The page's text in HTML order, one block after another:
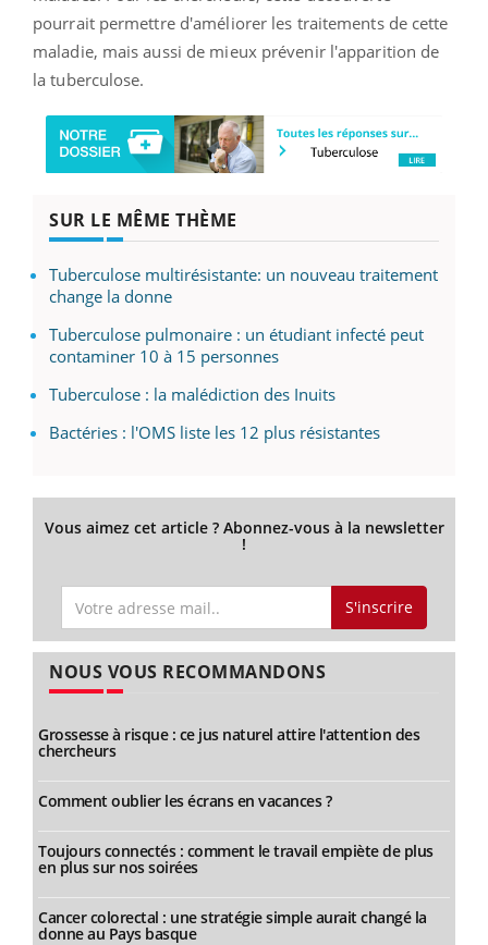
pourrait permettre d'améliorer les traitements de cette
maladie, mais aussi de mieux prévenir l'apparition de
la tuberculose.
SUR LE MÊME THÈME
Tuberculose multirésistante: un nouveau traitement
change la donne
Tuberculose pulmonaire : un étudiant infecté peut
contaminer 10 à 15 personnes
Tuberculose : la malédiction des Inuits
Bactéries : l'OMS liste les 12 plus résistantes
Vous aimez cet article ? Abonnez-vous à la newsletter
!
S'inscrire
NOUS VOUS RECOMMANDONS
Grossesse à risque : ce jus naturel attire l'attention des
chercheurs
Comment oublier les écrans en vacances ?
Toujours connectés : comment le travail empiète de plus
en plus sur nos soirées
Cancer colorectal : une stratégie simple aurait changé la
donne au Pays basque